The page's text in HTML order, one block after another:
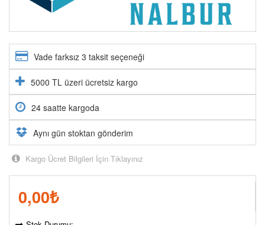
Vade farksız 3 taksit seçeneği
5000 TL üzeri ücretsiz kargo
24 saatte kargoda
Aynı gün stoktan gönderim
Kargo Ücret Bilgileri İçin Tıklayınız
0,00₺